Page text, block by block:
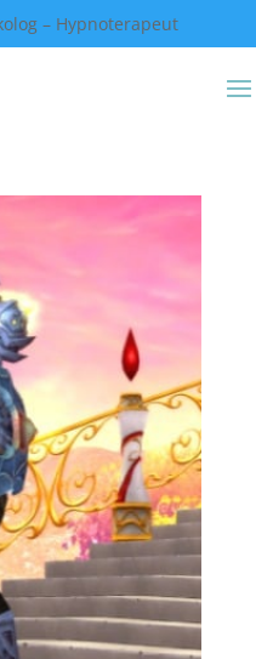
– Hypnoterapeut